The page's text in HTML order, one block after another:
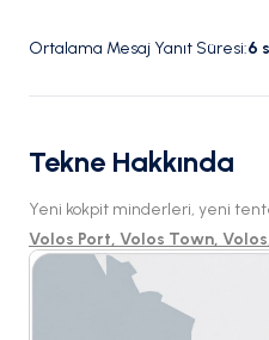
Ortalama Mesaj Yanıt Süresi:6
Tekne Hakkında
Yeni kokpit minderleri, yeni
Volos Port, Volos Town,